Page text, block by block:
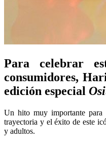
Para celebrar
consumidores,
edición especial
Un hito muy importante
trayectoria y el éxito de este
y adultos.